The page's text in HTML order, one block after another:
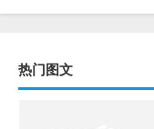
热门图文